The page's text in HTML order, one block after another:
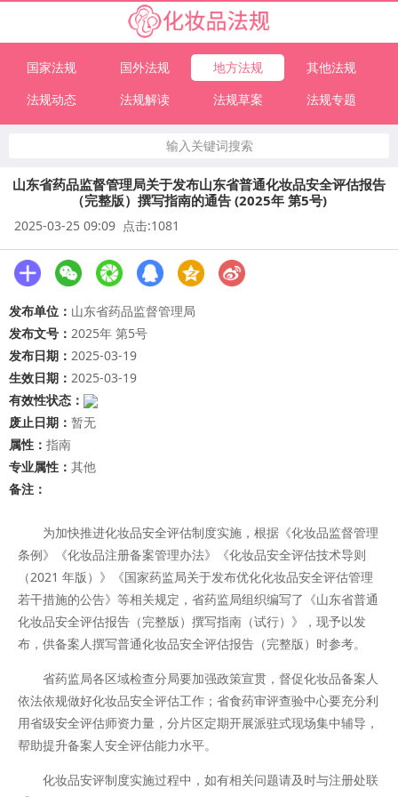
国家法规 国外法规 地方法规
其他法规
法规动态
法规解读 法规草案 法规专题
输入关键词搜索
山东省药品监督管理局关于发布山东省普通化妆品安全评估报告
（完整版）撰写指南的通告 (2025年 第5号)
2025-03-25 09:09 点击:1081
发布单位： 山东省药品监督管理局
发布文号： 2025年 第5号
发布日期： 2025-03-19
生效日期： 2025-03-19
有效性状态：
废止日期： 暂无
属性： 指南
专业属性： 其他
备注：
为加快推进化妆品安全评估制度实施，根据《化妆品监督管理
条例》《化妆品注册备案管理办法》《化妆品安全评估技术导则
（2021 年版）》《国家药监局关于发布优化化妆品安全评估管理
若干措施的公告》等相关规定，省药监局组织编写了《山东省普通
化妆品安全评估报告（完整版）撰写指南（试行）》，现予以发
布，供备案人撰写普通化妆品安全评估报告（完整版）时参考。
省药监局各区域检查分局要加强政策宣贯，督促化妆品备案人
依法依规做好化妆品安全评估工作；省食药审评查验中心要充分利
用省级安全评估师资力量，分片区定期开展派驻式现场集中辅导，
帮助提升备案人安全评估能力水平。
化妆品安评制度实施过程中，如有相关问题请及时与注册处联